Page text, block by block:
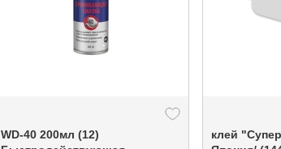
WD-40 200мл (12)
клей